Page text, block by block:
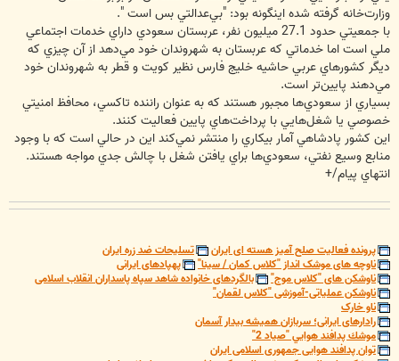
وزارت‌خانه گرفته شده اينگونه بود: "بي‌عدالتي بس است ".
با جمعيتي حدود 27.1 ميليون نفر، عربستان سعودي داراي خدمات اجتماعي
ملي است اما خدماتي كه عربستان به شهروندان خود مي‌دهد از آن چيزي كه
ديگر كشورهاي عربي حاشيه خليج فارس نظير كويت و قطر به شهروندان خود
مي‌دهند پايين‌تر است.
بسياري از سعودي‌ها مجبور هستند كه به عنوان راننده تاكسي، محافظ امنيتي
خصوصي يا شغل‌هايي با پرداخت‌هاي پايين فعاليت كنند.
اين كشور پادشاهي آمار بيكاري را منتشر نمي‌كند اين در حالي است كه با وجود
منابع وسيع نفتي، سعودي‌ها براي يافتن شغل با چالش جدي مواجه هستند.
انتهاي پيام/+
پرونده فعالیت صلح آمیز هسته ای ایران
تسلیحات ضد زره ایران
ناوچه های موشک انداز "کلاس کمان / سینا"
پهپادهای ایرانی
ناوشکن های "کلاس موج"
بالگردهای خانواده شاهد سپاه پاسداران انقلاب اسلامی
ناوشکن عملیاتی-آموزشی "کلاس لقمان"
ناو خارک
رادارهای ایرانی؛ سربازان همیشه بیدار آسمان
موشك پدافند هوايي "صياد 2"
توان پدافند هوایی جمهوری اسلامی ایران